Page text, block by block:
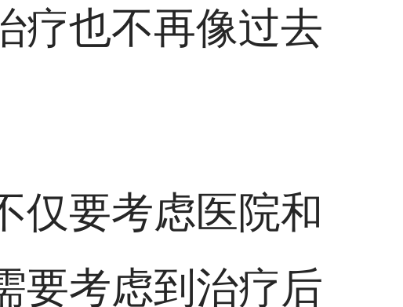
疗也不再像过去
仅要考虑医院和
要考虑到治疗后